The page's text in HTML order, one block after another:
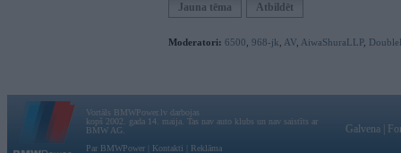
Jauna tēma Atbildēt
Moderatori: 6500 968-jk AV AiwaShuraLLP,
Vortāls BMWPower.lv darbojas
kopš 2002. gada 14. maija. Tas nav auto klubs un nav saistīts ar
BMW AG.
Par BMWPower
Kontakti Reklāma
Galvena